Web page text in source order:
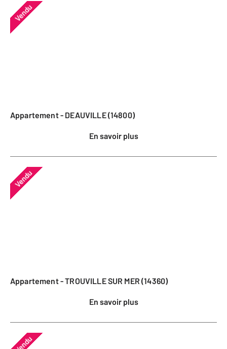
Vendu
Appartement - DEAUVILLE (14800)
En savoir plus
Vendu
Appartement - TROUVILLE SUR MER (14360)
En savoir plus
Vendu